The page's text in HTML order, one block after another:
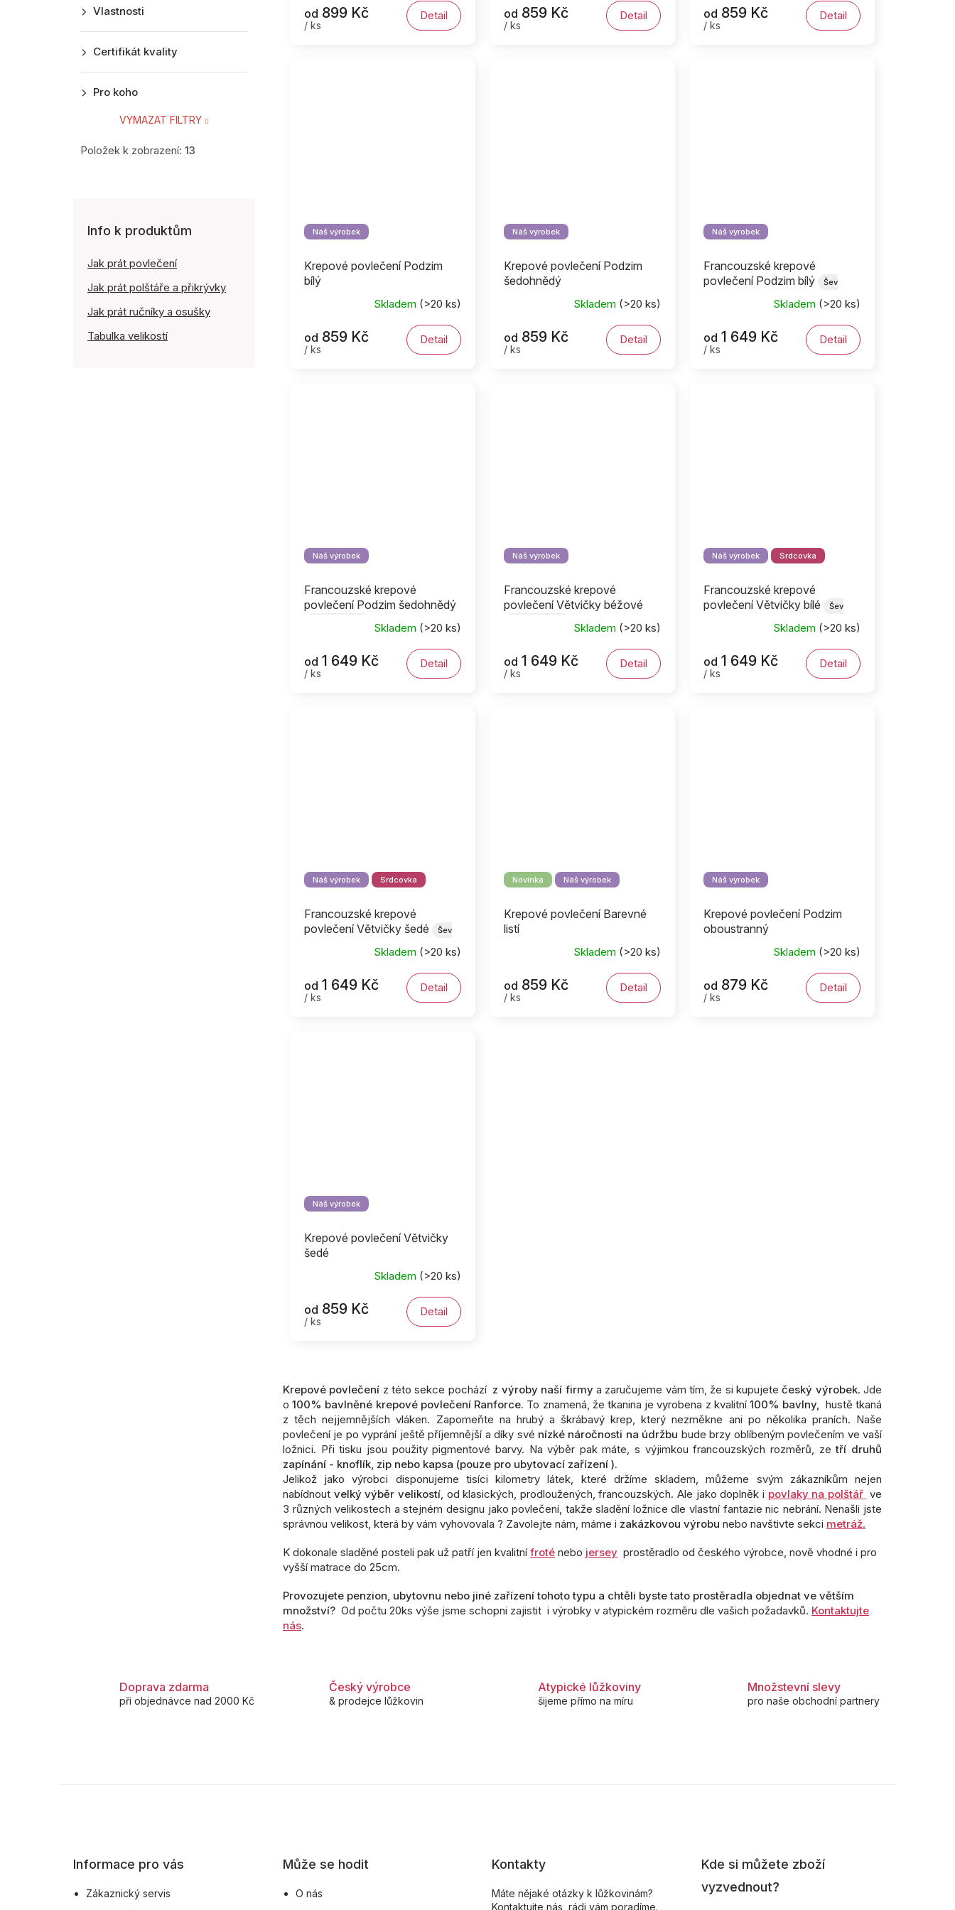
Vlastnosti
Certifikát kvality
Pro koho
VYMAZAT FILTRY
Položek k zobrazení: 13
Info k produktům
Jak prát povlečení
Jak prát polštáře a přikrývky
Jak prát ručníky a osušky
Tabulka velikostí
produktu
je
od 899 Kč
/ ks
Detail od 859 Kč
/ ks
Detail od 859 Kč
/ ks
Detail
Náš výrobek
Krepové povlečení Podzim
bílý
Skladem (>20 ks)
od 859 Kč
/ ks
Detail
Náš výrobek
Krepové povlečení Podzim
šedohnědý
Skladem (>20 ks)
od 859 Kč
/ ks
Detail
Náš výrobek
Francouzské krepové
povlečení Podzim bílý
Šev
Skladem (>20 ks)
od 1 649 Kč
/ ks
Detail
Náš výrobek
Francouzské krepové
povlečení Podzim šedohnědý
Skladem (>20 ks)
od 1 649 Kč
/ ks
Detail
Náš výrobek
Francouzské krepové
povlečení Větvičky béžové
Skladem (>20 ks)
od 1 649 Kč
/ ks
Detail
Náš výrobek Srdcovka
Francouzské krepové
povlečení Větvičky bílé
Šev
Skladem (>20 ks)
od 1 649 Kč
/ ks
Detail
Náš výrobek Srdcovka
Francouzské krepové
povlečení Větvičky šedé
Šev
Skladem (>20 ks)
od 1 649 Kč
/ ks
Detail
Novinka Náš výrobek
Krepové povlečení Barevné
listí
Skladem (>20 ks)
od 859 Kč
/ ks
Detail
Náš výrobek
Krepové povlečení Podzim
oboustranný
Skladem (>20 ks)
od 879 Kč
/ ks
Detail
Náš výrobek
Krepové povlečení Větvičky
šedé
Skladem (>20 ks)
od 859 Kč
/ ks
Detail
l
á
d
a
c
í
p
v
k
y
ý
s
u
Krepové povlečení z této sekce pochází z výroby naší firmy a zaručujeme vám tím, že si kupujete český výrobek. Jde
o 100% bavlněné krepové povlečení Ranforce. To znamená, že tkanina je vyrobena z kvalitní100% bavlny,
hustě tkaná
z těch nejjemnějších vláken. Zapomeňte na hrubý a škrábavý krep, který nezměkne ani po několika praních. Naše
povlečení je po vyprání ještě příjemnější a díky své nízké náročnosti na údržbu bude brzy oblíbeným povlečením ve vaší
ložnici. Při tisku jsou použity pigmentové barvy. Na výběr pak máte, s výjimkou francouzských rozměrů, ze tří druhů
zapínání - knoflík, zip nebo kapsa (pouze pro ubytovací zařízení ).
Jelikož jako výrobci disponujeme tisíci kilometry látek, které držíme skladem, můžeme svým zákazníkům nejen
nabídnout velký výběr velikostí, od klasických, prodloužených, francouzských. Ale jako doplněk i povlaky na polštář ve
3 různých velikostech a stejném designu jako povlečení, takže sladění ložnice dle vlastní fantazie nic nebrání. Nenašli jste
správnou velikost, která by vám vyhovovala ? Zavolejte nám, máme i zakázkovou výrobu nebo navštivte sekci metráž.
K dokonale sladěné posteli pak už patří jen kvalitní froté nebo jersey prostěradlo od českého výrobce, nově vhodné i pro
vyšší matrace do 25cm.
Provozujete penzion, ubytovnu nebo jiné zařízení tohoto typu a chtěli byste tato prostěradla objednat ve větším
množství? Od počtu 20ks výše jsme schopni zajistit i výrobky v atypickém rozměru dle vašich požadavků. Kontaktujte
nás.
Doprava zdarma
při objednávce nad 2000 Kč
Český výrobce
& prodejce lůžkovin
Atypické lůžkoviny
šijeme přímo na míru
Množstevní slevy
pro naše obchodní partnery
Informace pro vás
Zákaznický servis
Může se hodit
O nás
Kontakty
Máte nějaké otázky k lůžkovinám?
Kontaktujte nás, rádi vám poradíme.
Kde si můžete zboží
vyzvednout?